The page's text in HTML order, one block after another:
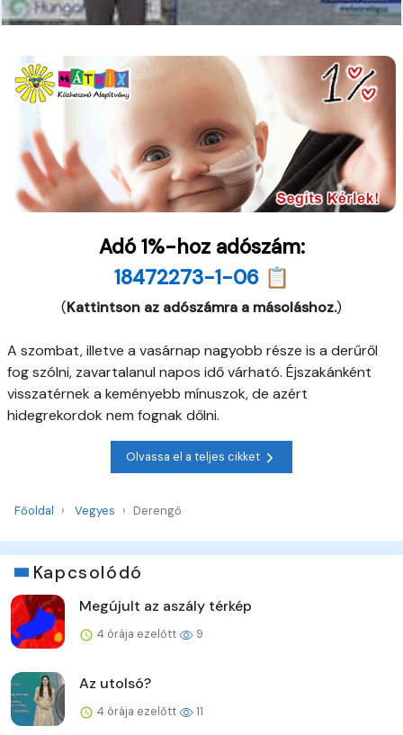
Adó 1%-hoz adószám:
18472273-1-06 📋
(Kattintson az adószámra a másoláshoz.)
A szombat, illetve a vasárnap nagyobb része is a derűről
fog szólni, zavartalanul napos idő várható. Éjszakánként
visszatérnek a keményebb mínuszok, de azért
hidegrekordok nem fognak dőlni.
Olvassa el a teljes cikket
Főoldal Vegyes Derengő
Kapcsolódó
Megújult az aszály térkép
4 órája ezelőtt 9
Az utolsó?
4 órája ezelőtt 11